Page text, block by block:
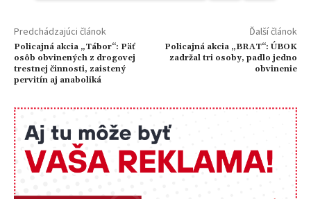
Predchádzajúci článok
Policajná akcia „Tábor“: Päť
osôb obvinených z drogovej
trestnej činnosti, zaistený
pervitín aj anaboliká
Ďalší článok
Policajná akcia „BRAT“: ÚBOK
zadržal tri osoby, padlo jedno
obvinenie